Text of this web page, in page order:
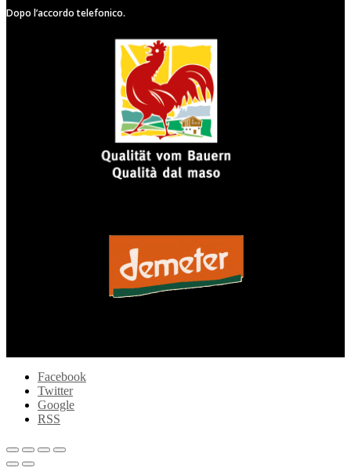
Dopo l’accordo telefonico.
Facebook
Twitter
Google
RSS